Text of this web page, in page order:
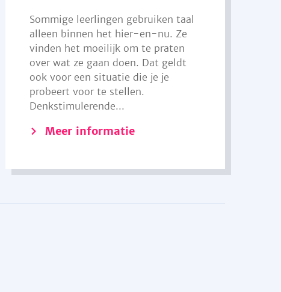
Sommige leerlingen gebruiken taal
alleen binnen het hier-en-nu. Ze
vinden het moeilijk om te praten
over wat ze gaan doen. Dat geldt
ook voor een situatie die je je
probeert voor te stellen.
Denkstimulerende...
Meer informatie